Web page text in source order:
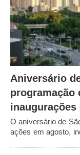
Aniversário
programação
O aniversário de
ações em agosto,